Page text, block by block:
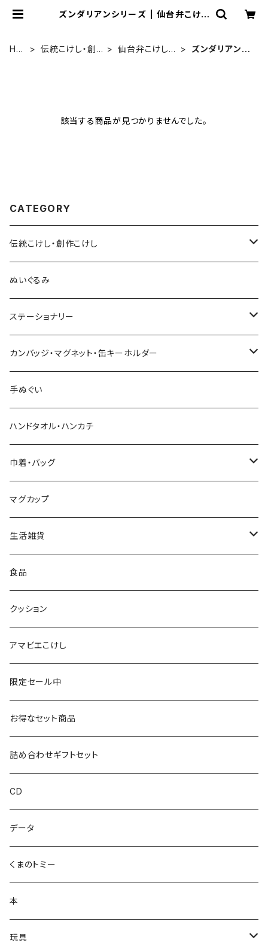
ズンダリアンシリーズ | 仙台弁こけし
HO
伝統こけし・創
仙台弁こけしの
ズンダリアンシ
該当する商品が見つかりませんでした。
CATEGORY
伝統こけし・創作こけし
木村敦工人（弥治郎系）
池内潮音工人（弥治郎系）
上田康友工人（弥治郎系）
新山真由美工人（弥治郎系）
新山吉紀工人（弥治郎系）
星定良工人（弥治郎系）
平賀輝幸工人（作並系）
早坂政弘工人（遠刈田系）
仙台弁こけしのこけし
やじろうちゃん
ばんつぁん
ズンダリアンシリーズ
コケゾン
ぬいぐるみ
ステーショナリー
アクリルキーホルダー
シール
ポストカード
付箋（ふせん）
スタンプ
ステッカー
マスキングテープ
ノート
メモ帳
クリアファイル
カンバッジ・マグネット・缶キーホルダー
バッジ
マグネット
手ぬぐい
ハンドタオル・ハンカチ
巾着・バッグ
エコバッグ
ポーチ
マグカップ
生活雑貨
スポンジ
フォトフレーム
食品
クッション
アマビエこけし
限定セール中
お得なセット商品
詰め合わせギフトセット
CD
データ
くまのトミー
本
玩具